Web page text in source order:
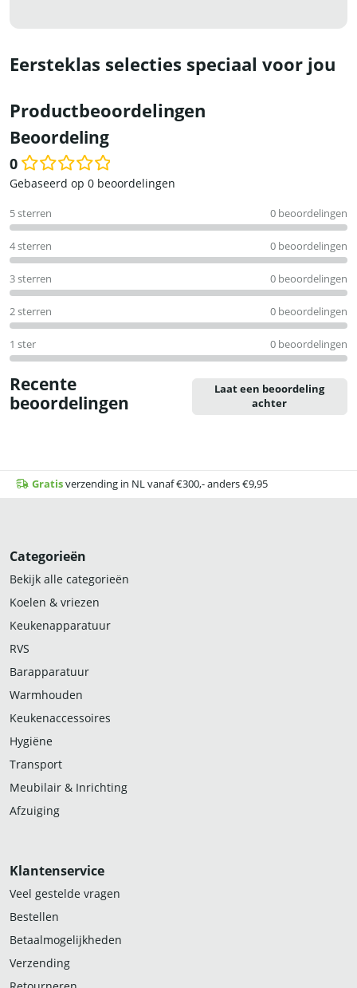
Eersteklas selecties speciaal voor jou
Productbeoordelingen
Beoordeling
0
Waardering
uit
5
Gebaseerd op 0 beoordelingen
5 sterren 0 beoordelingen
4 sterren 0 beoordelingen
3 sterren 0 beoordelingen
2 sterren 0 beoordelingen
1 ster 0 beoordelingen
Recente
beoordelingen
Laat een beoordeling
achter
Gratisverzending in NL vanaf €300,- anders €9,95
Categorieën
Bekijk alle categorieën
Koelen & vriezen
Keukenapparatuur
RVS
Barapparatuur
Warmhouden
Keukenaccessoires
Hygiëne
Transport
Meubilair & Inrichting
Afzuiging
Klantenservice
Veel gestelde vragen
Bestellen
Betaalmogelijkheden
Verzending